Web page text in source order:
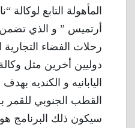
المأهولة التابع لوكالة
أرتميس ” و الذي
رحلات الفضاء التجارية
دوليين أخرين مثل
اليابانيه و الكنديه
سيكون ذلك البرنامج